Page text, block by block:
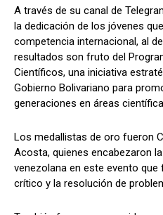
A través de su canal de
la dedicación de los jóvenes
competencia internacional, al
resultados son fruto del
Científicos, una iniciativa
Gobierno Bolivariano para
generaciones en áreas
Los medallistas de oro fueron
Acosta, quienes encabezaron
venezolana en este evento
crítico y la resolución de